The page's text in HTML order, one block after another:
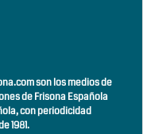
son los medios de
de Frisona Española
conperiodicidad
1981.